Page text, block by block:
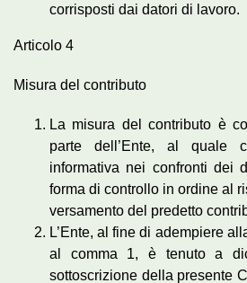
corrisposti dai datori di lavoro.
Articolo 4
Misura del contributo
La misura del contributo è
parte dell’Ente, al quale
informativa nei confronti dei
forma di controllo in ordine al
versamento del predetto
L’Ente, al fine di adempiere
al comma 1, è tenuto a
sottoscrizione della presente